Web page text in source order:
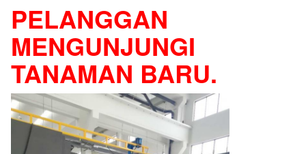
PELANGGAN
MENGUNJUNGI
TANAMAN BARU.